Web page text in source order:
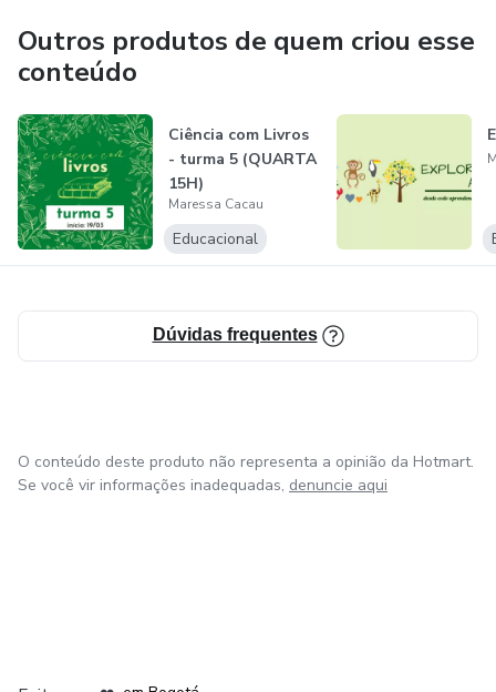
Outros produtos de quem criou esse
conteúdo
Ciência com Livros
- turma 5 (QUARTA
15H)
Maressa Cacau
Educacional
Dúvidas frequentes
O conteúdo deste produto não representa a opinião da Hotmart.
Se você vir informações inadequadas, denuncie aqui